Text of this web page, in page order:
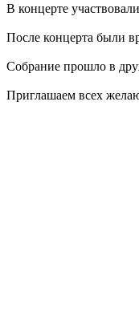
В концерте
После концерта были
Собрание прошло в
Приглашаем всех